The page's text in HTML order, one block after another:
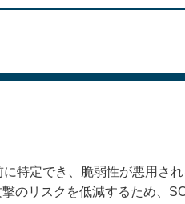
特定でき、脆弱性が悪用さ
のリスクを低減するため、